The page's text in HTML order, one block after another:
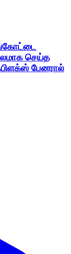
செய்த
பேனரால்